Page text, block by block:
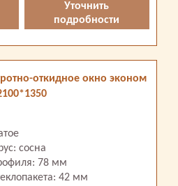
Уточнить
подробности
откидное окно эконом
сосна
78 мм
42 мм